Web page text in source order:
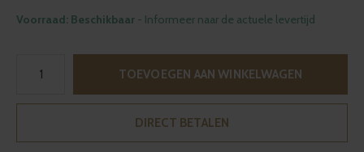
Voorraad: Beschikbaar - Informeer naar de actuele levertijd
TOEVOEGEN AAN WINKELWAGEN
DIRECT BETALEN